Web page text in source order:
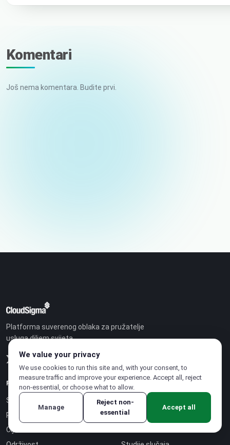
Komentari
Još nema komentara. Budite prvi.
Platforma suverenog oblaka za pružatelje
usluga diljem svijeta.
RJEŠENJA
Suvereni oblak
Poslovni model
Cijene
TVRTKA
Partnerski program
Karijere
We value your privacy
We use cookies to run this site and, with your consent, to
measure traffic and improve your experience. Accept all, reject
non-essential, or choose what to allow.
Manage
Reject non-
essential
Accept all